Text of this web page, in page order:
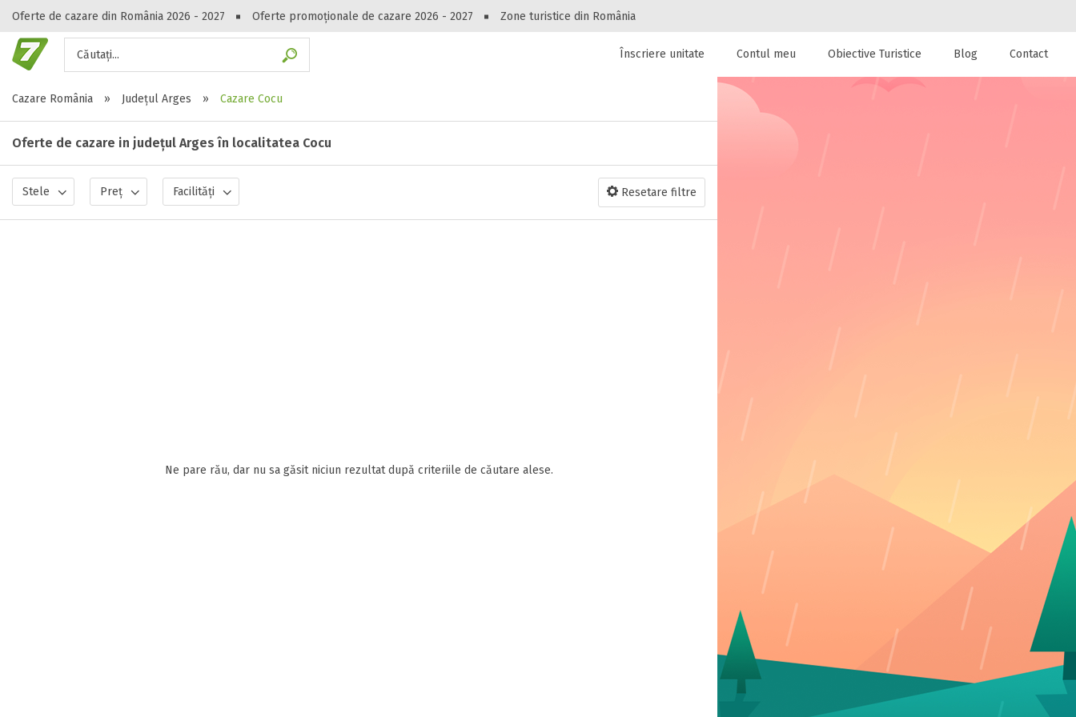
Oferte de cazare din România 2026 - 2027 Oferte promoționale de cazare 2026 - 2027 Zone turistice din România
Căutați...
Peste 10545 oferte de cazare!
Gasești hoteluri, pensiuni, vile, apartamente sau alte unitați de cazare la
Înscriere unitate Contul meu Obiective Turistice Blog Contact
Cazare România
» Județul Arges » Cazare Cocu
Oferte de cazare in județul Arges în localitatea Cocu
Stele Preț Facilități Resetare filtre
Ne pare rău, dar nu sa găsit niciun rezultat după criteriile de căutare alese.